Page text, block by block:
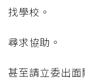
​找學校。
​尋求協助。
甚至請立委出面